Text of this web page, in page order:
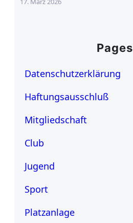
Pages
Datenschutzerklärung
Haftungsausschluß
Mitgliedschaft
Club
Jugend
Sport
Platzanlage